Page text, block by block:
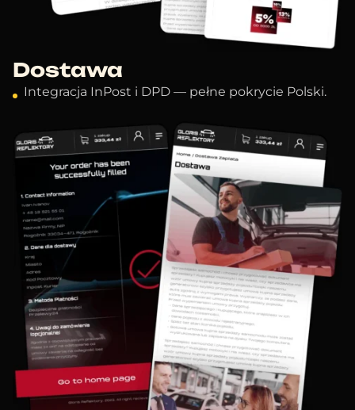
Dostawa
Integracja InPost i DPD — pełne pokrycie Polski.